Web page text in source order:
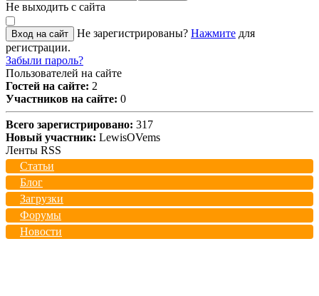
Не выходить с сайта
Вход на сайт Не зарегистрированы? Нажмите для
регистрации.
Забыли пароль?
Пользователей на сайте
Гостей на сайте: 2
Участников на сайте: 0
Всего зарегистрировано: 317
Новый участник: LewisOVems
Ленты RSS
Статьи
Блог
Загрузки
Форумы
Новости